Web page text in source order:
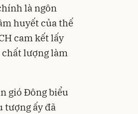
là ngôn
huyết của thế
cam kết lấy
lượng làm
gió Đông biểu
tượng ấy đã